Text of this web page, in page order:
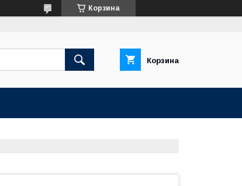
Корзина
Корзина